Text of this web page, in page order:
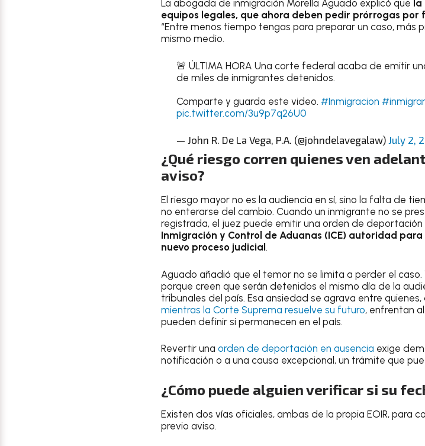
La abogada de inmigración Morella Aguado explicó que
equipos legales, que ahora deben pedir prórrogas
“Entre menos tiempo tengas para preparar un caso, más
mismo medio.
🚨 ÚLTIMA HORA Una corte federal acaba de emitir
de miles de inmigrantes detenidos.
Comparte y guarda este video. #Inmigracion
pic.twitter.com/3u9p7q26U0
— John R. De La Vega, P.A. (@johndelavegalaw) July 2,
¿Qué riesgo corren quienes ven
aviso?
El riesgo mayor no es la audiencia en sí, sino la falta de
no enterarse del cambio. Cuando un inmigrante no se
registrada, el juez puede emitir una orden de deportación
Inmigración y Control de Aduanas (ICE) autoridad
nuevo proceso judicial .
Aguado añadió que el temor no se limita a perder el
porque creen que serán detenidos el mismo día de la
tribunales del país. Esa ansiedad se agrava entre
mientras la Corte Suprema resuelve su futuro, enfrentan
pueden definir si permanecen en el país.
Revertir una orden de deportación en ausencia exige
notificación o a una causa excepcional, un trámite que
¿Cómo puede alguien verificar si su
Existen dos vías oficiales, ambas de la propia EOIR, para
previo aviso.